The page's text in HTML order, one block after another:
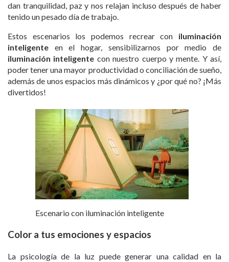
dan tranquilidad, paz y nos relajan incluso después de haber
tenido un pesado día de trabajo.
Estos escenarios los podemos recrear con iluminación
inteligente en el hogar, sensibilizarnos por medio de
iluminación inteligente con nuestro cuerpo y mente. Y así,
poder tener una mayor productividad o conciliación de sueño,
además de unos espacios más dinámicos y ¿por qué no? ¡Más
divertidos!
Escenario con iluminación inteligente
Color a tus emociones y espacios
La psicología de la luz puede generar una calidad en la